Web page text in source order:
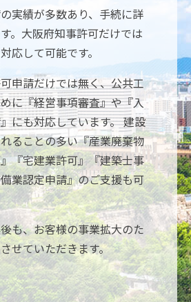
実績が多数あり、手続に詳
。大阪府知事許可だけでは
応して可能です。
申請だけでは無く、公共工
に『経営事項審査』や『入
にも対応しています。 建設
ることの多い『産業廃棄物
『宅建業許可』『建築士事
業認定申請』のご支援も可
も、お客様の事業拡大のた
せていただきます。